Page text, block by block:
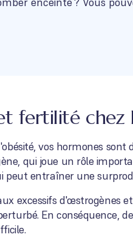
fertilité chez
vos hormones sont
qui joue un rôle
peut entraîner une
excessifs d'œstrogènes
En conséquence,